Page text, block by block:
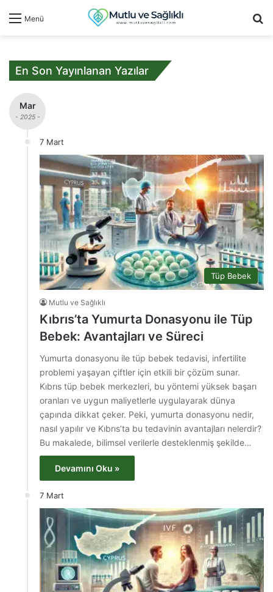
Menü
En Son Yayınlanan Yazılar
Mar
- 2025 -
7 Mart
Tüp Bebek
Mutlu ve Sağlıklı
Kıbrıs’ta Yumurta Donasyonu ile Tüp
Bebek: Avantajları ve Süreci
Yumurta donasyonu ile tüp bebek tedavisi, infertilite
problemi yaşayan çiftler için etkili bir çözüm sunar.
Kıbrıs tüp bebek merkezleri, bu yöntemi yüksek başarı
oranları ve uygun maliyetlerle uygulayarak dünya
çapında dikkat çeker. Peki, yumurta donasyonu nedir,
nasıl yapılır ve Kıbrıs’ta bu tedavinin avantajları nelerdir?
Bu makalede, bilimsel verilerle desteklenmiş şekilde…
Devamını Oku »
7 Mart